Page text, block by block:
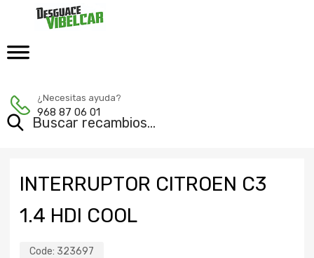
¿Necesitas ayuda?
968 87 06 01
INTERRUPTOR CITROEN C3
1.4 HDI COOL
Code: 323697